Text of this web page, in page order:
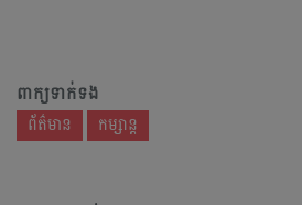
ពាក្យទាក់ទង
ព័ត៌មាន កម្សាន្ត